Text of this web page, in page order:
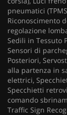
pneumatici
Riconoscimento
regolazione
Sedili in Tessuto
Sensori di
Posteriori,
alla partenza in
elettrici,
Specchietti
comando
Traffic Sign